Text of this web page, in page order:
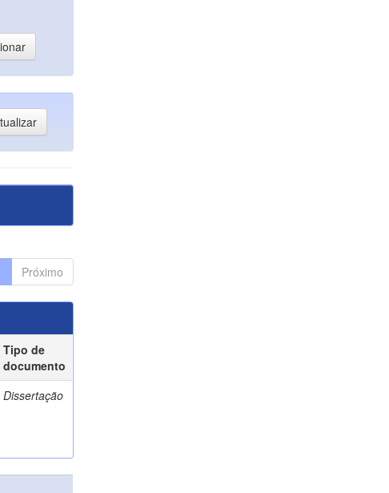
Próximo
Tipo de
documento
Dissertação